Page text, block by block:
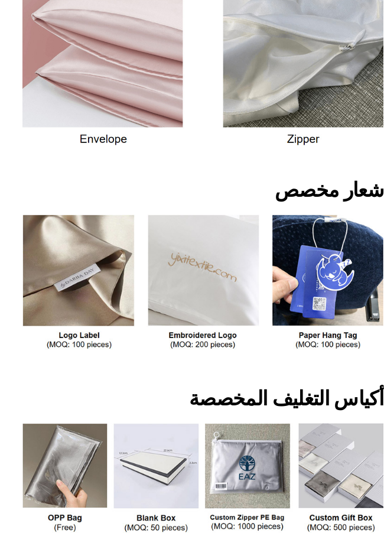
شعار مخصص
أكياس التغليف المخصصة